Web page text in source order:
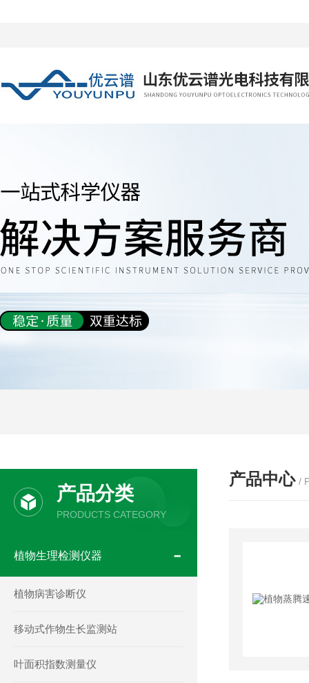
产品分类
PRODUCTS CATEGORY
植物生理检测仪器
植物病害诊断仪
移动式作物生长监测站
叶面积指数测量仪
产品中心 /